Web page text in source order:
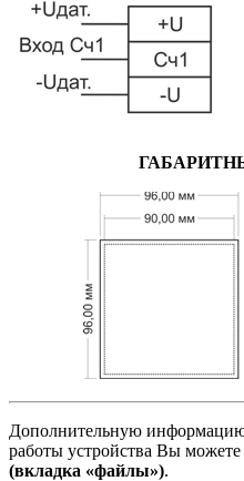
Дополнительную
работы устройства Вы
(вкладка «файлы»).